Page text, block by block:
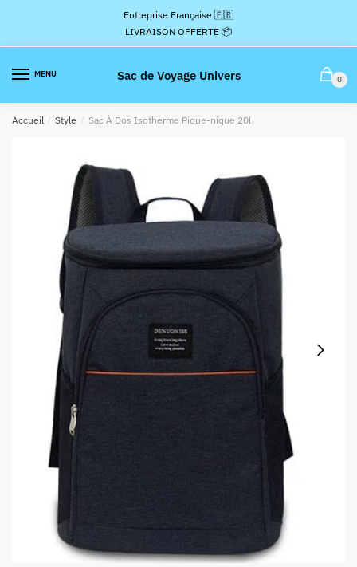
la
navigation
contenu
Entreprise Française 🇫🇷
LIVRAISON OFFERTE 📦
MENU Sac de Voyage Univers 0
Accueil / Style / Sac À Dos Isotherme Pique-nique 20l